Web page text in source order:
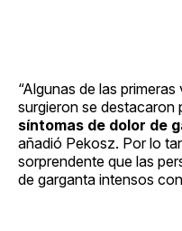
“Algunas de las
surgieron se destacaron
síntomas de dolor de
añadió Pekosz. Por lo
sorprendente que las
de garganta intensos